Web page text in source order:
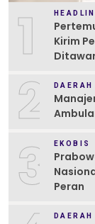
1
Kirim
2 DAERAH
3 EKOBIS
Peran
DAERAH